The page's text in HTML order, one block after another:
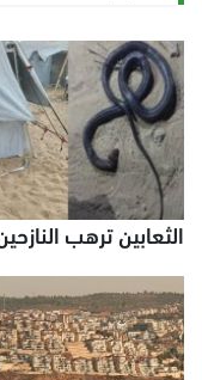
الثعابين ترهب